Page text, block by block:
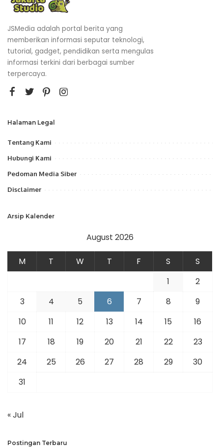
JSMedia adalah portal berita yang
memberikan informasi seputar teknologi,
tutorial, gadget, pendidikan serta mengulas
informasi terkini dari berbagai sumber
terpercaya.
Halaman Legal
Tentang Kami
Hubungi Kami
Pedoman Media Siber
Disclaimer
Arsip Kalender
August 2026
M T W T F S
S
1
2
3
4 5 6 7 8
9
10
11 12 13 14 15
16
17
18 19 20 21 22
23
24
25 26 27 28 29
30
31
« Jul
Postingan Terbaru